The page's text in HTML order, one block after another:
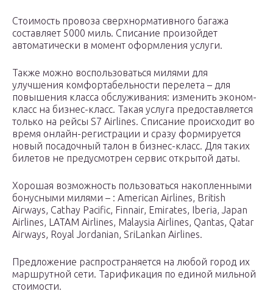
Стоимость провоза сверхнормативного багажа
составляет 5000 миль. Списание произойдет
автоматически в момент оформления услуги.
Также можно воспользоваться милями для
улучшения комфортабельности перелета – для
повышения класса обслуживания: изменить эконом-
класс на бизнес-класс. Такая услуга предоставляется
только на рейсы S7 Airlines. Списание происходит во
время онлайн-регистрации и сразу формируется
новый посадочный талон в бизнес-класс. Для таких
билетов не предусмотрен сервис открытой даты.
Хорошая возможность пользоваться накопленными
бонусными милями – : American Airlines, British
Airways, Cathay Pacific, Finnair, Emirates, Iberia, Japan
Airlines, LATAM Airlines, Malaysia Airlines, Qantas, Qatar
Airways, Royal Jordanian, SriLankan Airlines.
Предложение распространяется на любой город их
маршрутной сети. Тарификация по единой мильной
стоимости.